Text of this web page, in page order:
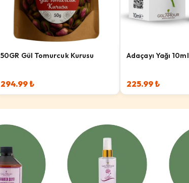
50GR Gül Tomurcuk Kurusu
294.99 ₺
Adaçayı Yağı 10ml
225.99 ₺